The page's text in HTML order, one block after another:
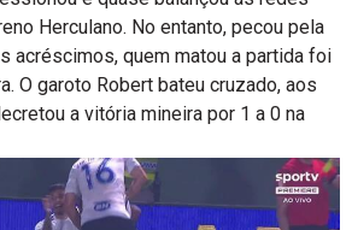
Herculano. No entanto, pecou pela
acréscimos, quem matou a partida foi
O garoto Robert bateu cruzado, aos
a vitória mineira por 1 a 0 na